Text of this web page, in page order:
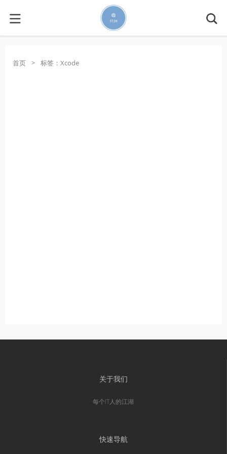
首页 > 标签：Xcode
关于我们
每个IT人的江湖
快速导航